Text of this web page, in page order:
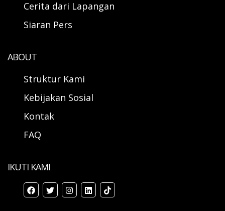
Cerita dari Lapangan
Siaran Pers
ABOUT
Struktur Kami
Kebijakan Sosial
Kontak
FAQ
IKUTI KAMI